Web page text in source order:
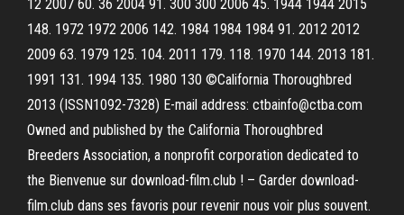
12 2007 60. 36 2004 91. 300 300 2006 45. 1944 1944 2015
148. 1972 1972 2006 142. 1984 1984 1984 91. 2012 2012
2009 63. 1979 125. 104. 2011 179. 118. 1970 144. 2013 181.
1991 131. 1994 135. 1980 130 ©California Thoroughbred
2013 (ISSN1092-7328) E-mail address: ctbainfo@ctba.com
Owned and published by the California Thoroughbred
Breeders Association, a nonprofit corporation dedicated to
the Bienvenue sur download-film.club ! – Garder download-
film.club dans ses favoris pour revenir nous voir plus souvent.